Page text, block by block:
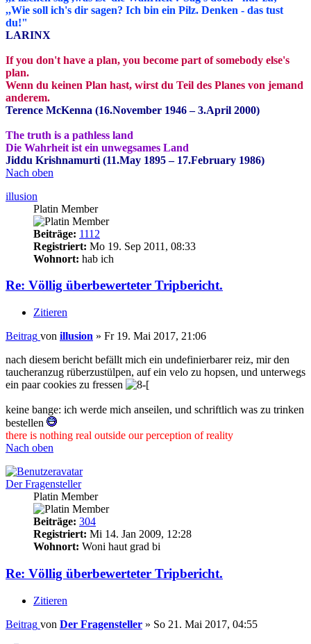
,,Wie soll ich's dir sagen? Ich bin ein Pilz. Denken - das tust
du!"
LARINX
If you don't have a plan, you become part of somebody else's
plan.
Wenn du keinen Plan hast, wirst du Teil des Planes von jemand
anderem.
Terence McKenna (16.November 1946 – 3.April 2000)
The truth is a pathless land
Die Wahrheit ist ein unwegsames Land
Jiddu Krishnamurti (11.May 1895 – 17.February 1986)
Nach oben
illusion
Platin Member
Beiträge: 1112
Registriert: Mo 19. Sep 2011, 08:33
Wohnort: hab ich
Re: Völlig überbewerteter Tripbericht.
Zitieren
Beitrag von illusion » Fr 19. Mai 2017, 21:06
nach diesem bericht befällt mich ein undefinierbarer reiz, mir den
taucheranzug rüberzustülpen, auf ein velo zu hopsen, und unterwegs
ein paar cookies zu fressen
keine bange: ich werde mich anseilen, und schriftlich was zu trinken
bestellen
there is nothing real outside our perception of reality
Nach oben
Der Fragensteller
Platin Member
Beiträge: 304
Registriert: Mi 14. Jan 2009, 12:28
Wohnort: Woni haut grad bi
Re: Völlig überbewerteter Tripbericht.
Zitieren
Beitrag von Der Fragensteller » So 21. Mai 2017, 04:55